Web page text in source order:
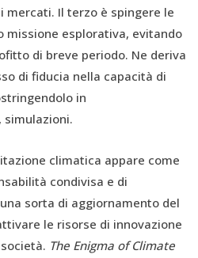
Il terzo è spingere le
missione esplorativa, evitando
di breve periodo. Ne deriva
di fiducia nella capacità di
in
simulazioni.
climatica appare come
condivisa e di
sorta di aggiornamento del
le risorse di innovazione
The Enigma of Climate